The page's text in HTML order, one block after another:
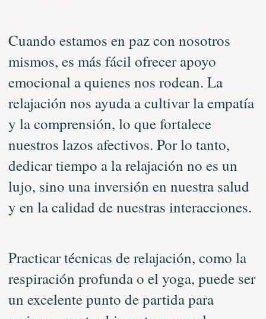
Cuando estamos en paz con nosotros
mismos, es más fácil ofrecer apoyo
emocional a quienes nos rodean. La
relajación nos ayuda a cultivar la empatía
y la comprensión, lo que fortalece
nuestros lazos afectivos. Por lo tanto,
dedicar tiempo a la relajación no es un
lujo, sino una inversión en nuestra salud
y en la calidad de nuestras interacciones.
Practicar técnicas de relajación, como la
respiración profunda o el yoga, puede ser
un excelente punto de partida para